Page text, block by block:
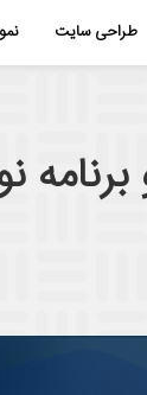
طراحی سایت